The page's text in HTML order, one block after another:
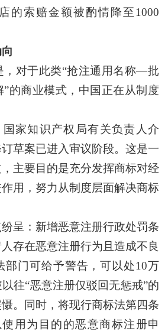
的索赔金额被酌情降至1000
对于此类“抢注通用名称—批
的商业模式，中国正在从制度
家知识产权局有关负责人介
草案已进入审议阶段。这是一
主要目的是充分发挥商标对经
用，努力从制度层面解决商标
：新增恶意注册行政处罚条
存在恶意注册行为且造成不良
部门可给予警告，可以处10万
往“恶意注册仅驳回无惩戒”的
。同时，将现行商标法第四条
用为目的的恶意商标注册申